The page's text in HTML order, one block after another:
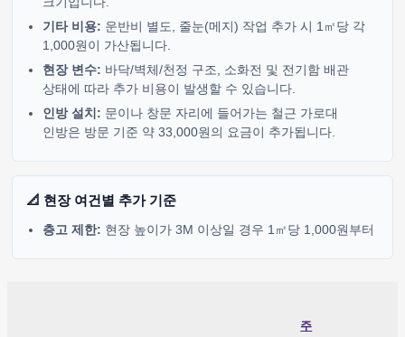
기타 비용: 운반비 별도, 줄눈(메지) 작업 추가 시 1㎡당 각
1,000원이 가산됩니다.
현장 변수: 바닥/벽체/천정 구조, 소화전 및 전기함 배관
상태에 따라 추가 비용이 발생할 수 있습니다.
인방 설치: 문이나 창문 자리에 들어가는 철근 가로대
인방은 방문 기준 약 33,000원의 요금이 추가됩니다.
📐 현장 여건별 추가 기준
층고 제한: 현장 높이가 3M 이상일 경우 1㎡당 1,000원부터
주